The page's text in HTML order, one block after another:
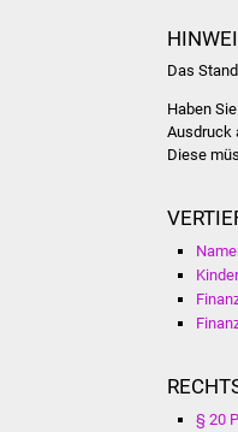
Das
Haben
Ausdruck
Diese
§ 20